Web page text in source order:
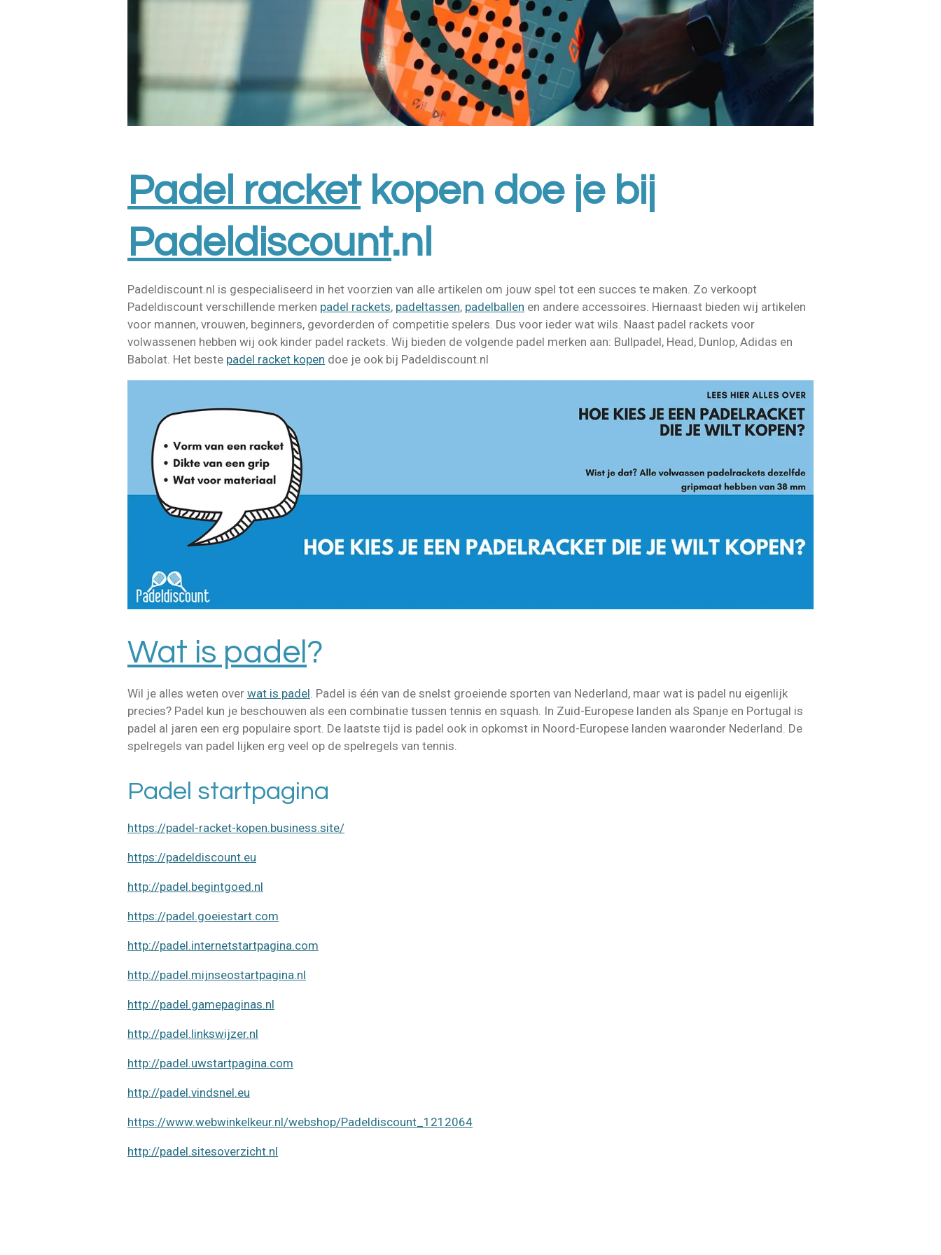
Padel racketkopen doe je bij
Padeldiscount.nl
Padeldiscount.nl is gespecialiseerd in het voorzien van alle artikelen om jouw spel tot een succes te maken. Zo verkoopt
Padeldiscount verschillende merken padel rackets, padeltassen, padelballen en andere accessoires. Hiernaast bieden wij artikelen
voor mannen, vrouwen, beginners, gevorderden of competitie spelers. Dus voor ieder wat wils. Naast padel rackets voor
volwassenen hebben wij ook kinder padel rackets. Wij bieden de volgende padel merken aan: Bullpadel, Head, Dunlop, Adidas en
Babolat. Het beste padel racket kopen doe je ook bij Padeldiscount.nl
Wat is padel ?
Wil je alles weten over wat is padel Padel is één van de snelst groeiende sporten van Nederland, maar wat is padel nu eigenlijk
precies? Padel kun je beschouwen als een combinatie tussen tennis en squash. In Zuid-Europese landen als Spanje en Portugal is
padel al jaren een erg populaire sport. De laatste tijd is padel ook in opkomst in Noord-Europese landen waaronder Nederland. De
spelregels van padel lijken erg veel op de spelregels van tennis.
Padel startpagina
https://padel-racket-kopen.business.site/
https://padeldiscount.eu
http://padel.begintgoed.nl
https://padel.goeiestart.com
http://padel.internetstartpagina.com
http://padel.mijnseostartpagina.nl
http://padel.gamepaginas.nl
http://padel.linkswijzer.nl
http://padel.uwstartpagina.com
http://padel.vindsnel.eu
https://www.webwinkelkeur.nl/webshop/Padeldiscount_1212064
http://padel.sitesoverzicht.nl